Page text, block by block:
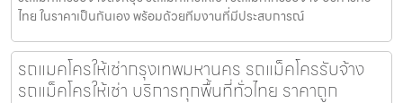
ไทย ในราคาเป็นกันเอง พร้อมด้วยทีมงานที่มีประสบการณ์
รถแมคโครให้เช่ากรุงเทพมหานคร รถแม็คโครรับจ้าง
รถแม็คโครให้เช่า บริการทุกพื้นที่ทั่วไทย ราคาถูก